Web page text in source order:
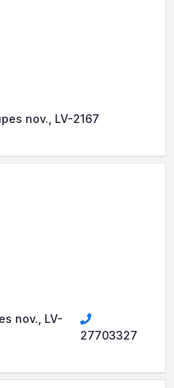
nov., LV-2167
nov., LV-
27703327